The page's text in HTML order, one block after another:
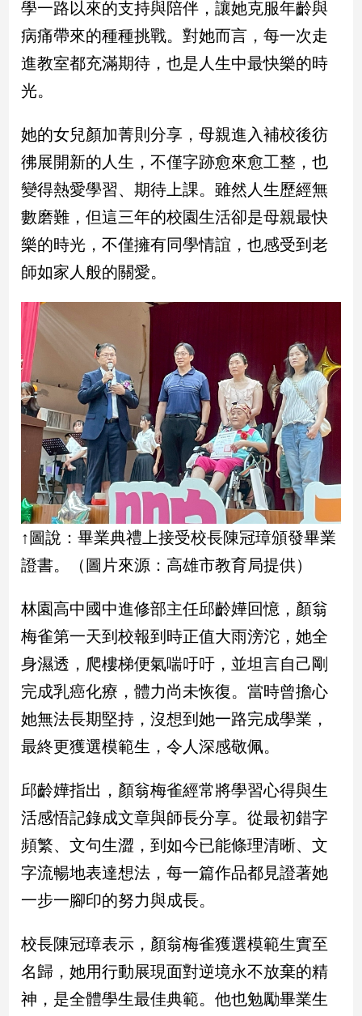
築/
室
內
設
旅
美
食
星
座/
命
消
費
健
康/
親
子/
感
情
術
創
／
電
影
推
科
技/
遊
戲
運
物
影
音
專
合
作
體
學一路以來的支持與陪伴，讓她克服年齡與
病痛帶來的種種挑戰。對她而言，每一次走
進教室都充滿期待，也是人生中最快樂的時
光。
她的女兒顏加菁則分享，母親進入補校後彷
彿展開新的人生，不僅字跡愈來愈工整，也
變得熱愛學習、期待上課。雖然人生歷經無
數磨難，但這三年的校園生活卻是母親最快
樂的時光，不僅擁有同學情誼，也感受到老
師如家人般的關愛。
↑圖說：畢業典禮上接受校長陳冠璋頒發畢業
證書。（圖片來源：高雄市教育局提供）
林園高中國中進修部主任邱齡嬅回憶，顏翁
梅雀第一天到校報到時正值大雨滂沱，她全
身濕透，爬樓梯便氣喘吁吁，並坦言自己剛
完成乳癌化療，體力尚未恢復。當時曾擔心
她無法長期堅持，沒想到她一路完成學業，
最終更獲選模範生，令人深感敬佩。
邱齡嬅指出，顏翁梅雀經常將學習心得與生
活感悟記錄成文章與師長分享。從最初錯字
頻繁、文句生澀，到如今已能條理清晰、文
字流暢地表達想法，每一篇作品都見證著她
一步一腳印的努力與成長。
校長陳冠璋表示，顏翁梅雀獲選模範生實至
名歸，她用行動展現面對逆境永不放棄的精
神，是全體學生最佳典範。他也勉勵畢業生